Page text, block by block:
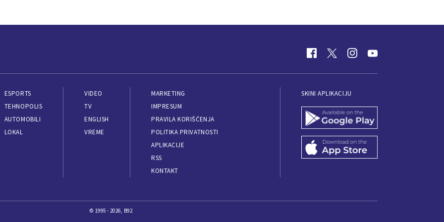
ESPORTS
TEHNOPOLIS
AUTOMOBILI
LOKAL
VIDEO
TV
ENGLISH
VREME
MARKETING
IMPRESUM
PRAVILA KORIŠĆENJA
POLITIKA PRIVATNOSTI
APLIKACIJE
RSS
KONTAKT
SKINI APLIKACIJU
© 1995 - 2026, B92